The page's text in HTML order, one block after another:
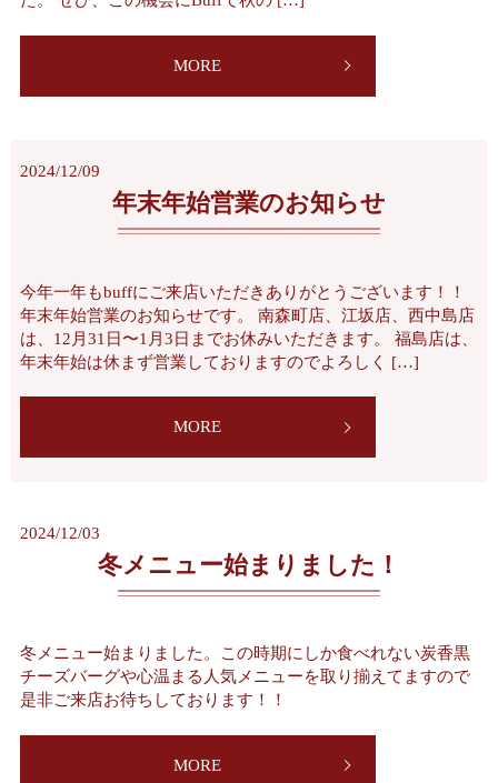
MORE
2024/12/09
年末年始営業のお知らせ
今年一年もbuffにご来店いただきありがとうございます！！
年末年始営業のお知らせです。 南森町店、江坂店、西中島店
は、12月31日〜1月3日までお休みいただきます。 福島店は、
年末年始は休まず営業しておりますのでよろしく […]
MORE
2024/12/03
冬メニュー始まりました！
冬メニュー始まりました。この時期にしか食べれない炭香黒
チーズバーグや心温まる人気メニューを取り揃えてますので
是非ご来店お待ちしております！！
MORE